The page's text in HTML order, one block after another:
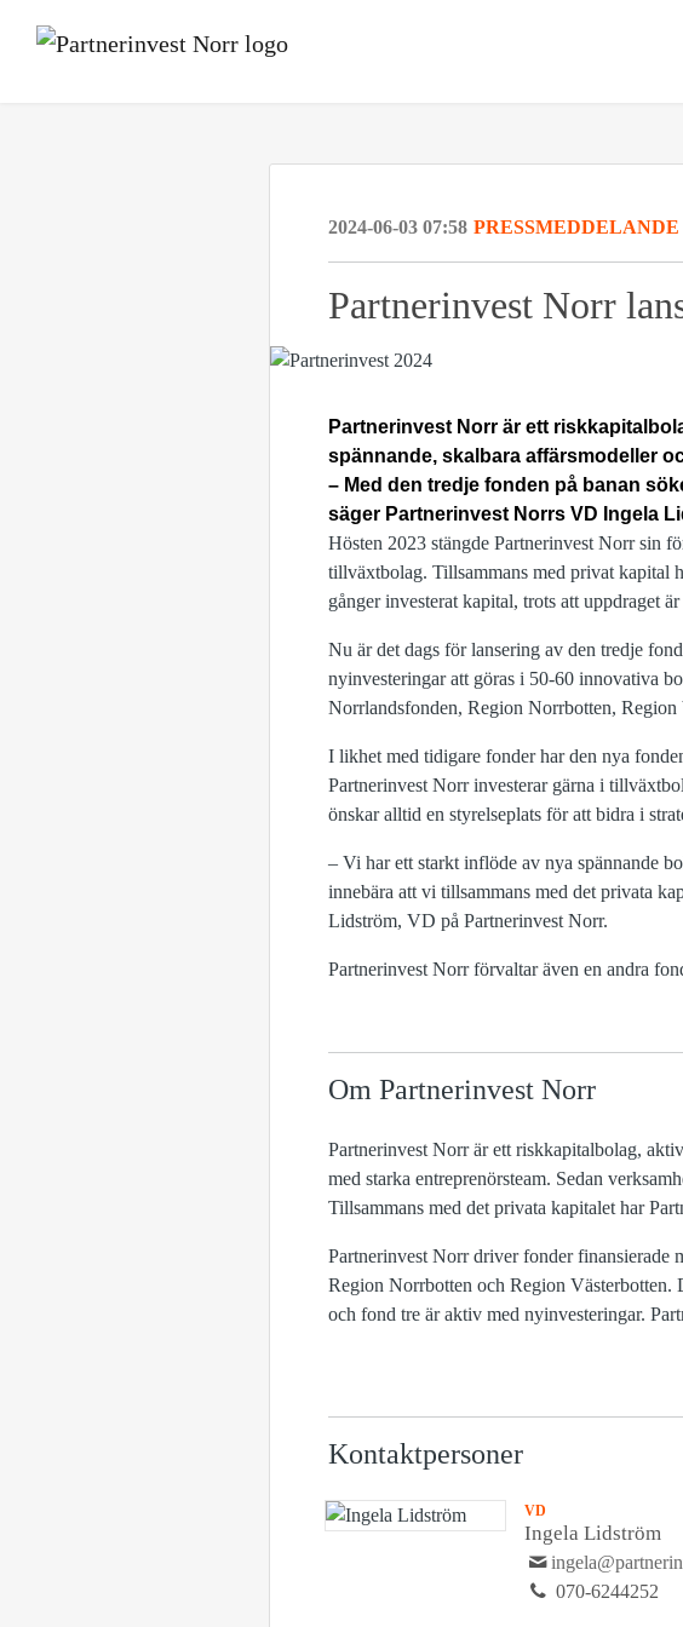
2024-06-03 07:58 PRESSMEDDELANDE
Partnerinvest Norr
Partnerinvest Norr är ett
spännande, skalbara affärsmodeller
– Med den tredje fonden på banan
säger Partnerinvest Norrs VD Ingela
Hösten 2023 stängde Partnerinvest Norr sin
tillväxtbolag. Tillsammans med privat kapital
gånger investerat kapital, trots att uppdraget
Nu är det dags för lansering av den tredje
nyinvesteringar att göras i 50-60 innovativa
Norrlandsfonden, Region Norrbotten,
I likhet med tidigare fonder har den nya
Partnerinvest Norr investerar gärna i
önskar alltid en styrelseplats för att bidra i
– Vi har ett starkt inflöde av nya spännande
innebära att vi tillsammans med det privata
Lidström, VD på Partnerinvest Norr.
Partnerinvest Norr förvaltar även en andra
Om Partnerinvest Norr
Partnerinvest Norr är ett riskkapitalbolag,
med starka entreprenörsteam. Sedan
Tillsammans med det privata kapitalet har
Partnerinvest Norr driver fonder finansierade
Region Norrbotten och Region Västerbotten.
och fond tre är aktiv med nyinvesteringar.
Kontaktpersoner
VD
Ingela Lidström
070-6244252